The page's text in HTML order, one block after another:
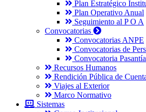
Plan Estratégico
Plan Operativo Anual
Seguimiento al P O A
Convocatorias
Convocatorias ANPE
Convocatorias de
Convocatoria
Recursos Humanos
Rendición Pública de
Viajes al Exterior
Marco Normativo
Sistemas